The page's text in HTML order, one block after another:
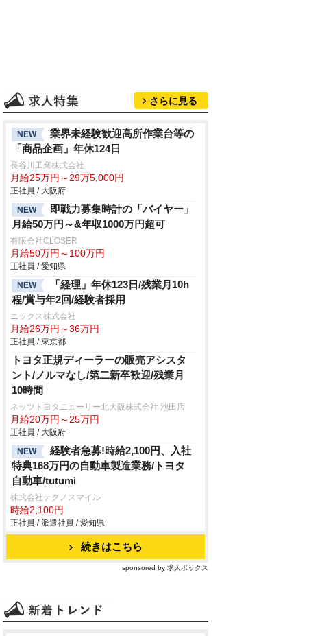
さらに見る
NEW
業界未経験歓迎高所作業台等の
「商品企画」年休124日
長谷川工業株式会社
月給25万円～29万5,000円
正社員 / 大阪府
NEW
即戦力募集時計の「バイヤー」
月給50万円～&年収1000万円超可
有限会社CLOSER
月給50万円～100万円
正社員 / 愛知県
NEW
「経理」年休123日/残業月10h
程/賞与年2回/経験者採用
ニックス株式会社
月給26万円～36万円
正社員 / 東京都
トヨタ正規ディーラーの販売アシスタ
ント/ノルマなし/第二新卒歓迎/残業月
10時間
ネッツトヨタニューリー北大阪株式会社 池田店
月給20万円～25万円
正社員 / 大阪府
NEW
経験者急募!時給2,100円、入社
特典168万円の自動車製造業務/トヨタ
自動車/tutumi
株式会社テクノスマイル
時給2,100円
正社員 / 派遣社員 / 愛知県
続きはこちら
sponsored by 求人ボックス